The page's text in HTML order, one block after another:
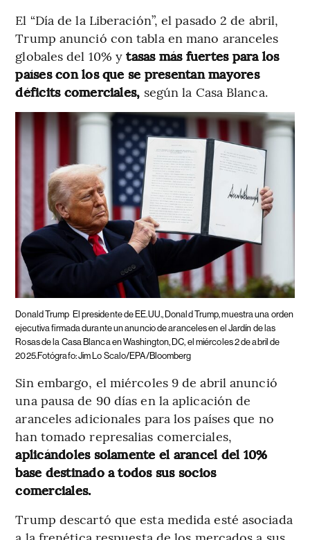
El “Día de la Liberación”, el pasado 2 de abril,
Trump anunció con tabla en mano aranceles
globales del 10% ytasas más fuertes para los
países con los que se presentan mayores
déficits comerciales, según la Casa Blanca.
Donald Trump El presidente de EE.UU., Donald Trump, muestra una orden
ejecutiva firmada durante un anuncio de aranceles en el Jardín de las
Rosas de la Casa Blanca en Washington, DC, el miércoles 2 de abril de
2025.Fotógrafo: Jim Lo Scalo/EPA/Bloomberg
Sin embargo, el miércoles 9 de abril anunció
una pausa de 90 días en la aplicación de
aranceles adicionales para los países que no
han tomado represalias comerciales,
aplicándoles solamente el arancel del 10%
base destinado a todos sus socios
comerciales.
Trump descartó que esta medida esté asociada
a la frenética respuesta de los mercados a sus